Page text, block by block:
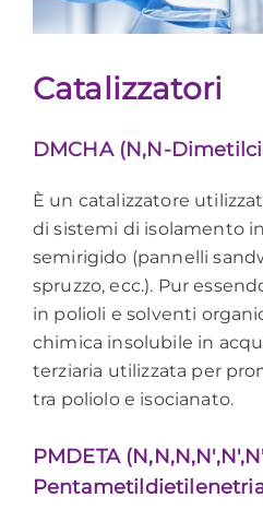
Catalizzatori
DMCHA (N,N-
È un catalizzatore
di sistemi di isolamento
semirigido (pannelli
spruzzo, ecc.). Pur
in polioli e solventi
chimica insolubile in
terziaria utilizzata per
tra poliolo e isocianato.
PMDETA